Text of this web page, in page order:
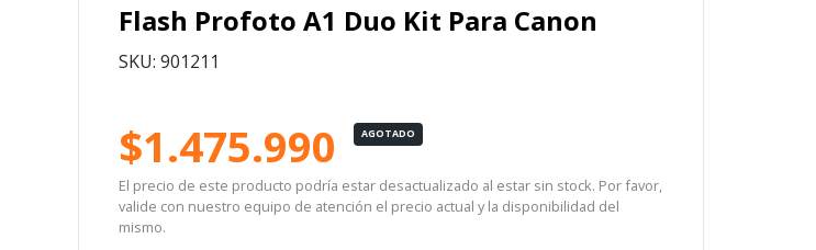
Flash Profoto A1 Duo Kit Para Canon
SKU: 901211
$1.475.990 AGOTADO
El precio de este producto podría estar desactualizado al estar sin stock. Por favor,
valide con nuestro equipo de atención el precio actual y la disponibilidad del
mismo.